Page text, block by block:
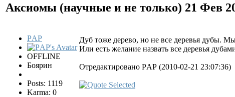
Аксиомы (научные и не только) 21 Фев
РAР
OFFLINE
Боярин
Posts: 1119
Karma: 0
Дуб тоже дерево, но не все деревья дубы.
Или есть желание назвать все деревья
Отредактировано РAР (2010-02-21 23:07:36)